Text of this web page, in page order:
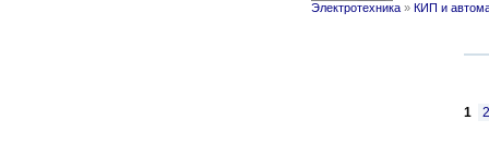
Электротехника » КИП и
1